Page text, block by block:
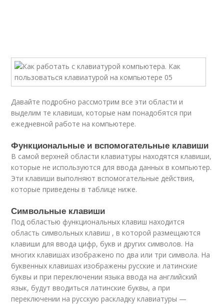
Давайте подробно рассмотрим все эти области и
выделим те клавиши, которые нам понадобятся при
ежедневной работе на компьютере.
Функциональные и вспомогательные клавиши
В самой верхней области клавиатуры находятся клавиши,
которые не используются для ввода данных в компьютер.
Эти клавиши выполняют вспомогательные действия,
которые приведены в таблице ниже.
Символьные клавиши
Под областью функциональных клавиш находится
область символьных клавиш , в которой размещаются
клавиши для ввода цифр, букв и других символов. На
многих клавишах изображено по два или три символа. На
буквенных клавишах изображены русские и латинские
буквы и при переключении языка ввода на английский
язык, будут вводиться латинские буквы, а при
переключении на русскую раскладку клавиатуры —